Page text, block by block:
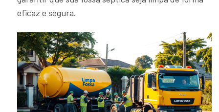
eficaz e segura.